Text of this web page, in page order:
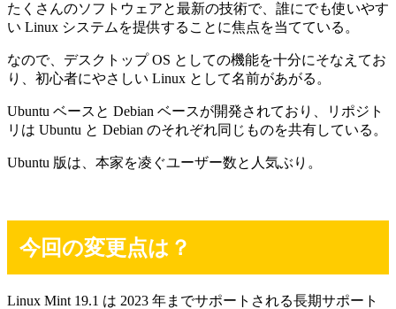
たくさんのソフトウェアと最新の技術で、誰にでも使いやす
い Linux システムを提供することに焦点を当てている。
なので、デスクトップ OS としての機能を十分にそなえてお
り、初心者にやさしい Linux として名前があがる。
Ubuntu ベースと Debian ベースが開発されており、リポジト
リは Ubuntu と Debian のそれぞれ同じものを共有している。
Ubuntu 版は、本家を凌ぐユーザー数と人気ぶり。
今回の変更点は？
Linux Mint 19.1 は 2023 年までサポートされる長期サポート